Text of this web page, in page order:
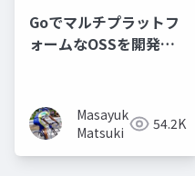
Goでマルチプラットフ
ォームなOSSを開発す
Masayuki
Matsuki
54.2K